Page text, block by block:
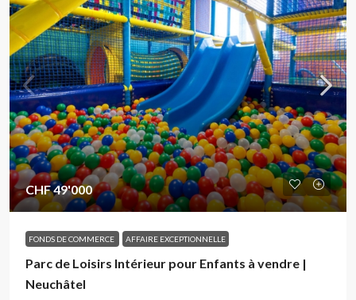
CHF 49'000
FONDS DE COMMERCE AFFAIRE EXCEPTIONNELLE
Parc de Loisirs Intérieur pour Enfants à vendre |
Neuchâtel